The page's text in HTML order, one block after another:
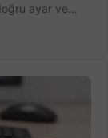
ayar ve